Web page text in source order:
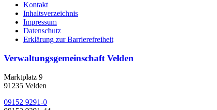
Kontakt
Inhaltsverzeichnis
Impressum
Datenschutz
Erklärung zur Barrierefreiheit
Verwaltungsgemeinschaft Velden
Marktplatz 9
91235 Velden
09152 9291-0